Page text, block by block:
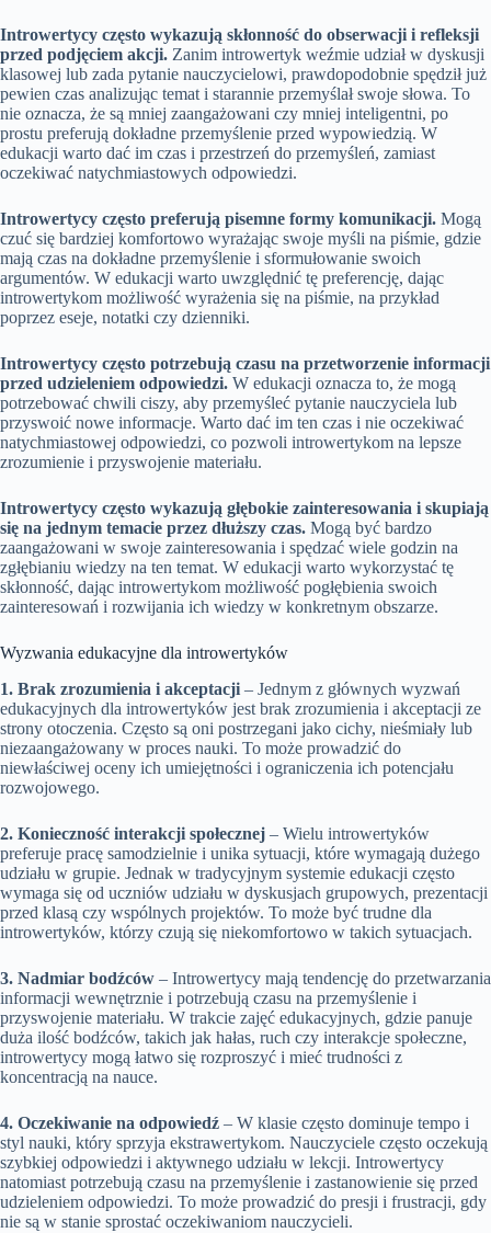
Introwertycy często wykazują skłonność do obserwacji i refleksji
przed podjęciem akcji. Zanim introwertyk weźmie udział w dyskusji
klasowej lub zada pytanie nauczycielowi, prawdopodobnie spędził już
pewien czas analizując temat i starannie przemyślał swoje słowa. To
nie oznacza, że są mniej zaangażowani czy mniej inteligentni, po
prostu preferują dokładne przemyślenie przed wypowiedzią. W
edukacji warto dać im czas i przestrzeń do przemyśleń, zamiast
oczekiwać natychmiastowych odpowiedzi.
Introwertycy często preferują pisemne formy komunikacji. Mogą
czuć się bardziej komfortowo wyrażając swoje myśli na piśmie, gdzie
mają czas na dokładne przemyślenie i sformułowanie swoich
argumentów. W edukacji warto uwzględnić tę preferencję, dając
introwertykom możliwość wyrażenia się na piśmie, na przykład
poprzez eseje, notatki czy dzienniki.
Introwertycy często potrzebują czasu na przetworzenie informacji
przed udzieleniem odpowiedzi. W edukacji oznacza to, że mogą
potrzebować chwili ciszy, aby przemyśleć pytanie nauczyciela lub
przyswoić nowe informacje. Warto dać im ten czas i nie oczekiwać
natychmiastowej odpowiedzi, co pozwoli introwertykom na lepsze
zrozumienie i przyswojenie materiału.
Introwertycy często wykazują głębokie zainteresowania i skupiają
się na jednym temacie przez dłuższy czas. Mogą być bardzo
zaangażowani w swoje zainteresowania i spędzać wiele godzin na
zgłębianiu wiedzy na ten temat. W edukacji warto wykorzystać tę
skłonność, dając introwertykom możliwość pogłębienia swoich
zainteresowań i rozwijania ich wiedzy w konkretnym obszarze.
Wyzwania edukacyjne dla introwertyków
1. Brak zrozumienia i akceptacji – Jednym z głównych wyzwań
edukacyjnych dla introwertyków jest brak zrozumienia i akceptacji ze
strony otoczenia. Często są oni postrzegani jako cichy, nieśmiały lub
niezaangażowany w proces nauki. To może prowadzić do
niewłaściwej oceny ich umiejętności i ograniczenia ich potencjału
rozwojowego.
2. Konieczność interakcji społecznej – Wielu introwertyków
preferuje pracę samodzielnie i unika sytuacji, które wymagają dużego
udziału w grupie. Jednak w tradycyjnym systemie edukacji często
wymaga się od uczniów udziału w dyskusjach grupowych, prezentacji
przed klasą czy wspólnych projektów. To może być trudne dla
introwertyków, którzy czują się niekomfortowo w takich sytuacjach.
3. Nadmiar bodźców – Introwertycy mają tendencję do przetwarzania
informacji wewnętrznie i potrzebują czasu na przemyślenie i
przyswojenie materiału. W trakcie zajęć edukacyjnych, gdzie panuje
duża ilość bodźców, takich jak hałas, ruch czy interakcje społeczne,
introwertycy mogą łatwo się rozproszyć i mieć trudności z
koncentracją na nauce.
4. Oczekiwanie na odpowiedź – W klasie często dominuje tempo i
styl nauki, który sprzyja ekstrawertykom. Nauczyciele często oczekują
szybkiej odpowiedzi i aktywnego udziału w lekcji. Introwertycy
natomiast potrzebują czasu na przemyślenie i zastanowienie się przed
udzieleniem odpowiedzi. To może prowadzić do presji i frustracji, gdy
nie są w stanie sprostać oczekiwaniom nauczycieli.